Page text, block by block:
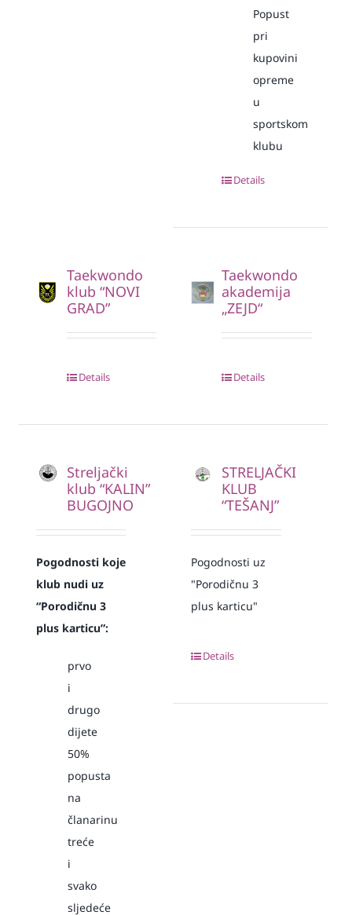
Popust
pri
kupovini
opreme
u
sportskom
klubu
Details
Taekwondo
klub “NOVI
GRAD”
Details
Taekwondo
akademija
„ZEJD“
Details
Streljački
klub “KALIN”
BUGOJNO
Pogodnosti koje
klub nudi uz
“Porodičnu 3
plus karticu”:
prvo
i
drugo
dijete
50%
popusta
na
članarinu
treće
i
svako
sljedeće
STRELJAČKI
KLUB
“TEŠANJ”
Pogodnosti uz
"Porodičnu 3
plus karticu"
Details